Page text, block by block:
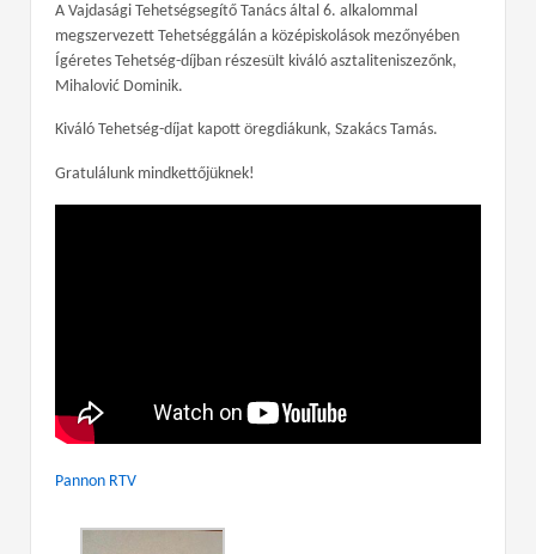
A Vajdasági Tehetségsegítő Tanács által 6. alkalommal
megszervezett Tehetséggálán a középiskolások mezőnyében
Ígéretes Tehetség-díjban részesült kiváló asztaliteniszezőnk,
Mihalović Dominik.
Kiváló Tehetség-díjat kapott öregdiákunk, Szakács Tamás.
Gratulálunk mindkettőjüknek!
Pannon RTV